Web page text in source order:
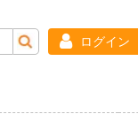
ログイン